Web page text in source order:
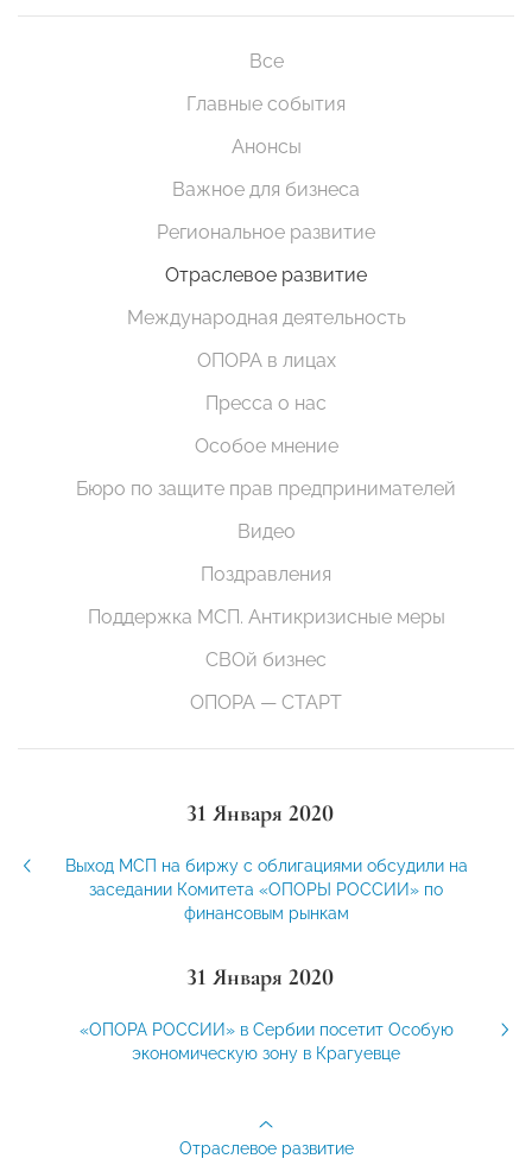
Все
Главные события
Анонсы
Важное для бизнеса
Региональное развитие
Отраслевое развитие
Международная деятельность
ОПОРА в лицах
Пресса о нас
Особое мнение
Бюро по защите прав предпринимателей
Видео
Поздравления
Поддержка МСП. Антикризисные меры
СВОй бизнес
ОПОРА — СТАРТ
31 Января 2020
Выход МСП на биржу с облигациями обсудили на
заседании Комитета «ОПОРЫ РОССИИ» по
финансовым рынкам
31 Января 2020
«ОПОРА РОССИИ» в Сербии посетит Особую
экономическую зону в Крагуевце
Отраслевое развитие